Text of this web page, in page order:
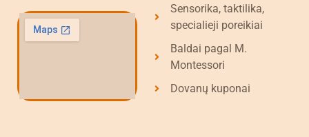
Sensorika, taktilika,
specialieji poreikiai
Baldai pagal M.
Montessori
Dovanų kuponai